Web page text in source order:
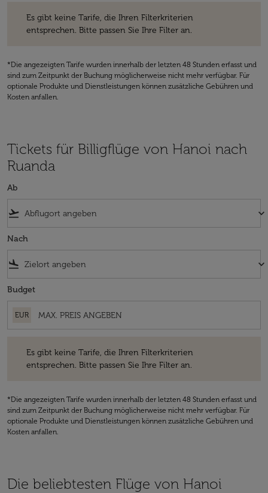
Es gibt keine Tarife, die Ihren Filterkriterien
entsprechen. Bitte passen Sie Ihre Filter an.
*Die angezeigten Tarife wurden innerhalb der letzten 48 Stunden erfasst und
sind zum Zeitpunkt der Buchung möglicherweise nicht mehr verfügbar. Für
optionale Produkte und Dienstleistungen können zusätzliche Gebühren und
Kosten anfallen.
Tickets für Billigflüge von Hanoi nach
Ruanda
Ab
flight_takeoff keyboard_arrow_down
Nach
flight_land keyboard_arrow_down
Budget
EUR
Es gibt keine Tarife, die Ihren Filterkriterien
entsprechen. Bitte passen Sie Ihre Filter an.
*Die angezeigten Tarife wurden innerhalb der letzten 48 Stunden erfasst und
sind zum Zeitpunkt der Buchung möglicherweise nicht mehr verfügbar. Für
optionale Produkte und Dienstleistungen können zusätzliche Gebühren und
Kosten anfallen.
Die beliebtesten Flüge von Hanoi